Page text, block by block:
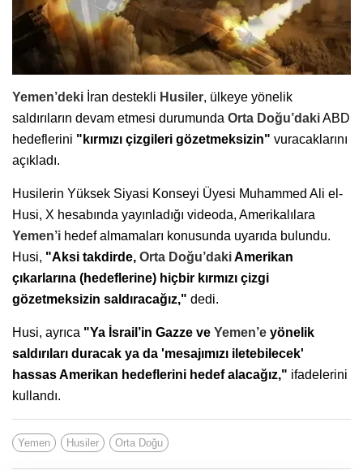
Yemen’deki İran destekli Husiler, ülkeye yönelik
saldırıların devam etmesi durumunda Orta Doğu’dakiABD
hedeflerini "kırmızı çizgileri gözetmeksizin" vuracaklarını
açıkladı.
Husilerin Yüksek Siyasi Konseyi Üyesi Muhammed Ali el-
Husi, X hesabında yayınladığı videoda, Amerikalılara
Yemen’i hedef almamaları konusunda uyarıda bulundu.
Husi, "Aksi takdirde, Orta Doğu’dakiAmerikan
çıkarlarına (hedeflerine) hiçbir kırmızı çizgi
gözetmeksizin saldıracağız," dedi.
Husi, ayrıca "Ya İsrail’in Gazze ve Yemen’e yönelik
saldırıları duracak ya da 'mesajımızı iletebilecek'
hassas Amerikan hedeflerini hedef alacağız," ifadelerini
kullandı.
Yemen Husiler Orta Doğu